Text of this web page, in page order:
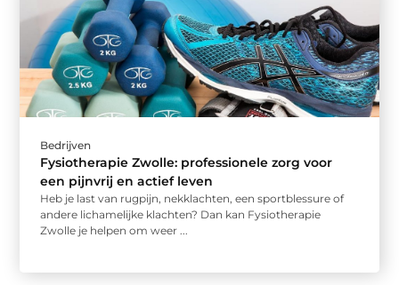
Bedrijven
Fysiotherapie Zwolle: professionele zorg voor
een pijnvrij en actief leven
Heb je last van rugpijn, nekklachten, een sportblessure of
andere lichamelijke klachten? Dan kan Fysiotherapie
Zwolle je helpen om weer ...